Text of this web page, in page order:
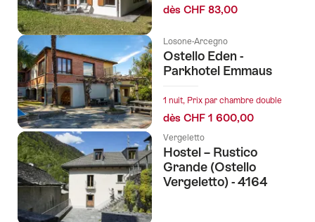
dès CHF 83,00
Losone-Arcegno
Ostello Eden -
Parkhotel Emmaus
1 nuit, Prix par chambre double
dès CHF 1 600,00
Vergeletto
Hostel – Rustico
Grande (Ostello
Vergeletto) - 4164